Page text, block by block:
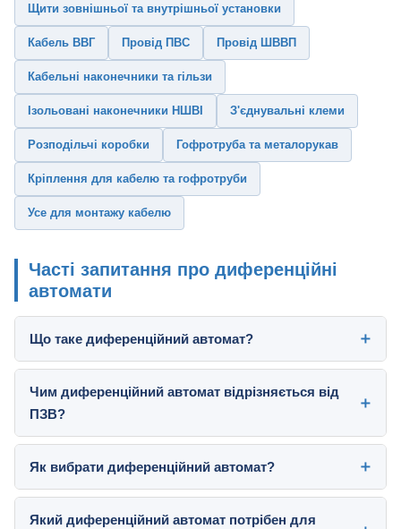
Щити зовнішньої та внутрішньої установки
Кабель ВВГ Провід ПВС Провід ШВВП
Кабельні наконечники та гільзи
Ізольовані наконечники НШВІ З'єднувальні клеми
Розподільчі коробки Гофротруба та металорукав
Кріплення для кабелю та гофротруби
Усе для монтажу кабелю
Часті запитання про диференційні
автомати
Що таке диференційний автомат?
Чим диференційний автомат відрізняється від
ПЗВ?
Як вибрати диференційний автомат?
Який диференційний автомат потрібен для